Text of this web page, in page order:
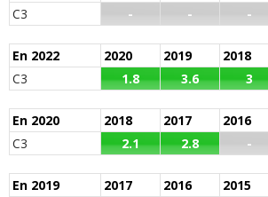
C3
- - -
En 2022 2020 2019 2018
C3
1.8 3.6 3
En 2020 2018 2017 2016
C3
2.1 2.8 -
En 2019 2017 2016 2015